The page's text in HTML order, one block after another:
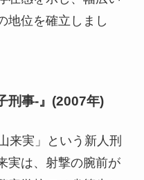
地位を確立しまし
刑事-』(2007年)
来実」という新人刑
実は、射撃の腕前が